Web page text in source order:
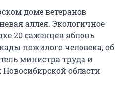
доме ветеранов
аллея. Экологичное
20 саженцев яблонь
пожилого человека, об
министра труда и
области